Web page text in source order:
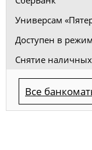
Универсам
Доступен в
Снятие
Все